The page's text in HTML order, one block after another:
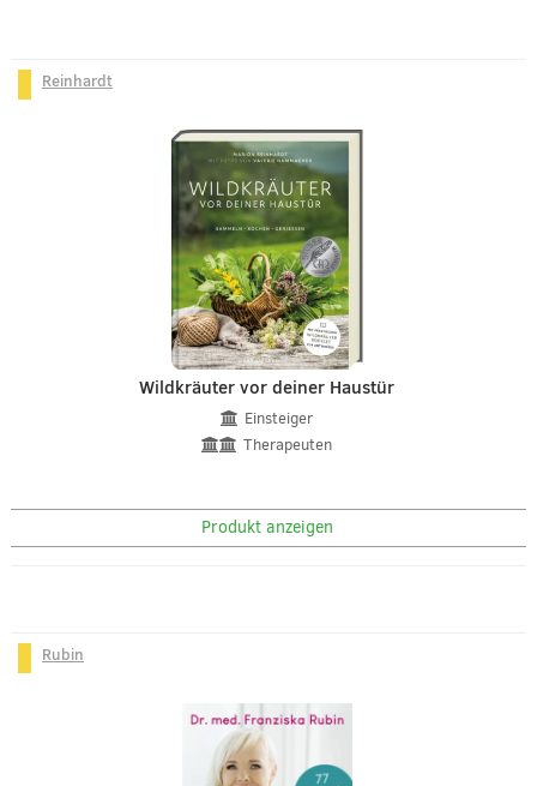
Reinhardt
Wildkräuter vor deiner Haustür
Einsteiger
Therapeuten
Produkt anzeigen
Rubin